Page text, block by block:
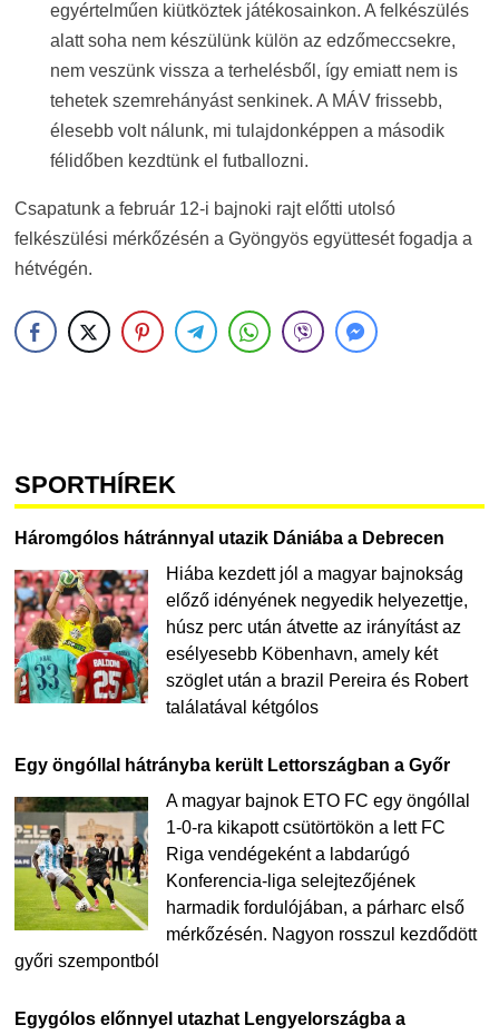
egyértelműen kiütköztek játékosainkon. A felkészülés
alatt soha nem készülünk külön az edzőmeccsekre,
nem veszünk vissza a terhelésből, így emiatt nem is
tehetek szemrehányást senkinek. A MÁV frissebb,
élesebb volt nálunk, mi tulajdonképpen a második
félidőben kezdtünk el futballozni.
Csapatunk a február 12-i bajnoki rajt előtti utolsó
felkészülési mérkőzésén a Gyöngyös együttesét fogadja a
hétvégén.
SPORTHÍREK
Háromgólos hátránnyal utazik Dániába a Debrecen
Hiába kezdett jól a magyar bajnokság
előző idényének negyedik helyezettje,
húsz perc után átvette az irányítást az
esélyesebb Köbenhavn, amely két
szöglet után a brazil Pereira és Robert
találatával kétgólos
Egy öngóllal hátrányba került Lettországban a Győr
A magyar bajnok ETO FC egy öngóllal
1-0-ra kikapott csütörtökön a lett FC
Riga vendégeként a labdarúgó
Konferencia-liga selejtezőjének
harmadik fordulójában, a párharc első
mérkőzésén. Nagyon rosszul kezdődött
győri szempontból
Egygólos előnnyel utazhat Lengyelországba a